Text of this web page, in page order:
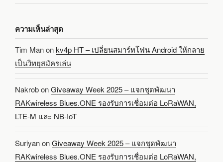
ความเห็นล่าสุด
Tim Manonkv4p HT – เปลี่ยนสมาร์ทโฟน Android ให้กลาย
เป็นวิทยุสมัครเล่น
NakrobonGiveaway Week 2025 – แจกชุดพัฒนา
RAKwireless Blues.ONE รองรับการเชื่อมต่อ LoRaWAN,
LTE-M และ NB-IoT
SuriyanonGiveaway Week 2025 – แจกชุดพัฒนา
RAKwireless Blues.ONE รองรับการเชื่อมต่อ LoRaWAN,